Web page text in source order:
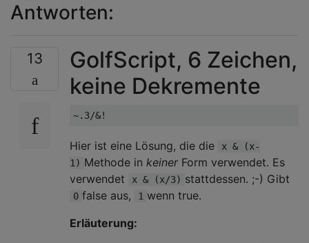
Antworten:
13
GolfScript, 6 Zeichen,
keine Dekremente
Hier ist eine Lösung, die die
x & (x-
1) Methode in keiner Form verwendet. Es
verwendet
x & (x/3) stattdessen. ;-) Gibt
0 false aus, 1 wenn true.
Erläuterung: